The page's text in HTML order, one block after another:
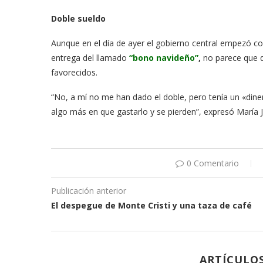
Doble sueldo
Aunque en el día de ayer el gobierno central empezó
entrega del llamado “bono navideño”, no parece que
favorecidos.
“No, a mí no me han dado el doble, pero tenía un
algo más en que gastarlo y se pierden”, expresó
0 Comentario
Publicación anterior
El despegue de Monte Cristi y una taza de café